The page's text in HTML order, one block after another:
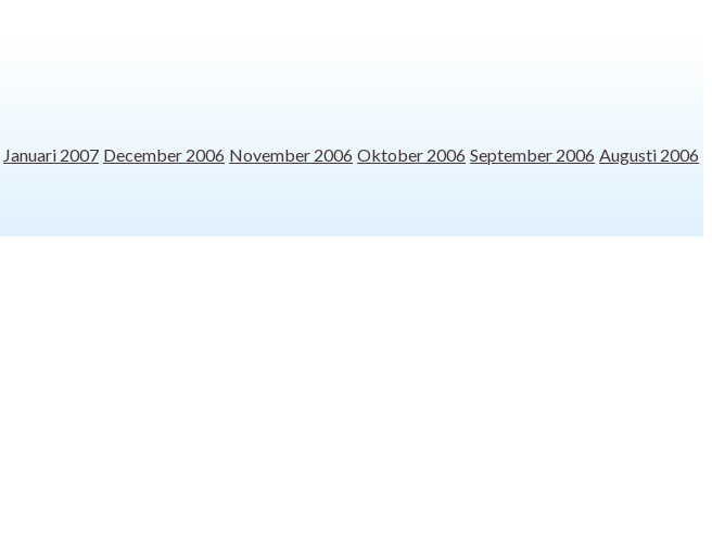
Januari 2007 December 2006 November 2006 Oktober 2006 September 2006 Augusti 2006